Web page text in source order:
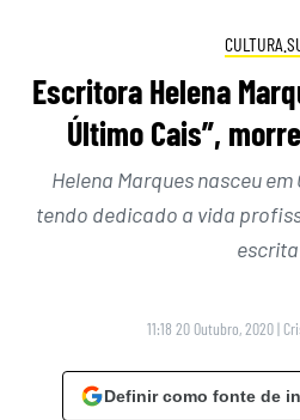
Escritora Helena
Último Cais”,
Helena Marques nasceu em
tendo dedicado a vida
escrita
11:18 20 Outubro, 2020 |
Definir como fonte de